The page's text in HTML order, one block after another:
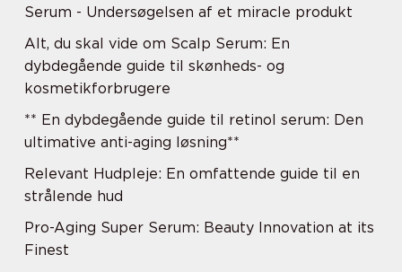
Serum - Undersøgelsen af et miracle produkt
Alt, du skal vide om Scalp Serum: En
dybdegående guide til skønheds- og
kosmetikforbrugere
** En dybdegående guide til retinol serum: Den
ultimative anti-aging løsning**
Relevant Hudpleje: En omfattende guide til en
strålende hud
Pro-Aging Super Serum: Beauty Innovation at its
Finest